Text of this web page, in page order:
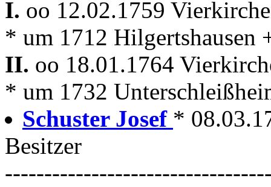
I. oo 12.02.1759
* um 1712 Hilgertshausen
II. oo 18.01.1764
* um 1732
Schuster Josef *
Besitzer